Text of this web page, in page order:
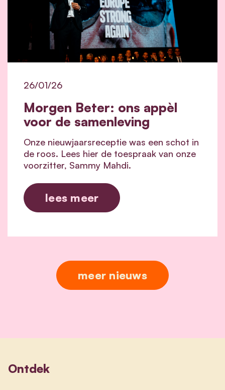
Morgen Beter: ons appèl
voor de samenleving
26/01/26
Onze nieuwjaarsreceptie was een schot in
de roos. Lees hier de toespraak van onze
voorzitter, Sammy Mahdi.
lees meer
meer nieuws
Ontdek